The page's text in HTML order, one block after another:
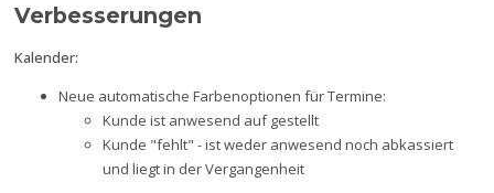
Verbesserungen
Kalender:
Neue automatische Farbenoptionen für Termine:
Kunde ist anwesend auf gestellt
Kunde "fehlt" - ist weder anwesend noch abkassiert
und liegt in der Vergangenheit